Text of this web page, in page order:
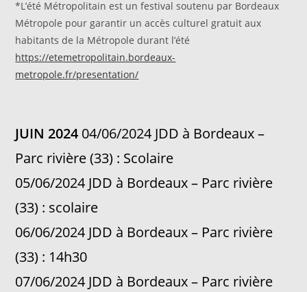
*L’été Métropolitain est un festival soutenu par Bordeaux
Métropole pour garantir un accès culturel gratuit aux
habitants de la Métropole durant l’été
https://etemetropolitain.bordeaux-
metropole.fr/presentation/
JUIN 2024 04/06/2024 JDD à Bordeaux –
Parc rivière (33) : Scolaire
05/06/2024 JDD à Bordeaux – Parc rivière
(33) : scolaire
06/06/2024 JDD à Bordeaux – Parc rivière
(33) : 14h30
07/06/2024 JDD à Bordeaux – Parc rivière